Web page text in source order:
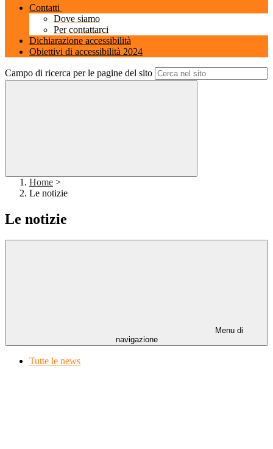
Contatti
Dove siamo
Per contattarci
Dichiarazione accessibilità
Obiettivi di accessibilità 2024
Campo di ricerca per le pagine del sito
Home >
Le notizie
Le notizie
Menu di
navigazione
Tutte le news